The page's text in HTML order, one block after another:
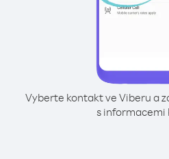
Vyberte kontakt ve Viberu a
s informacemi